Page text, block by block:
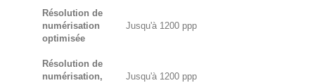
Résolution de
numérisation
optimisée
Jusqu'à 1200 ppp
Résolution de
numérisation,
Jusqu'à 1200 ppp